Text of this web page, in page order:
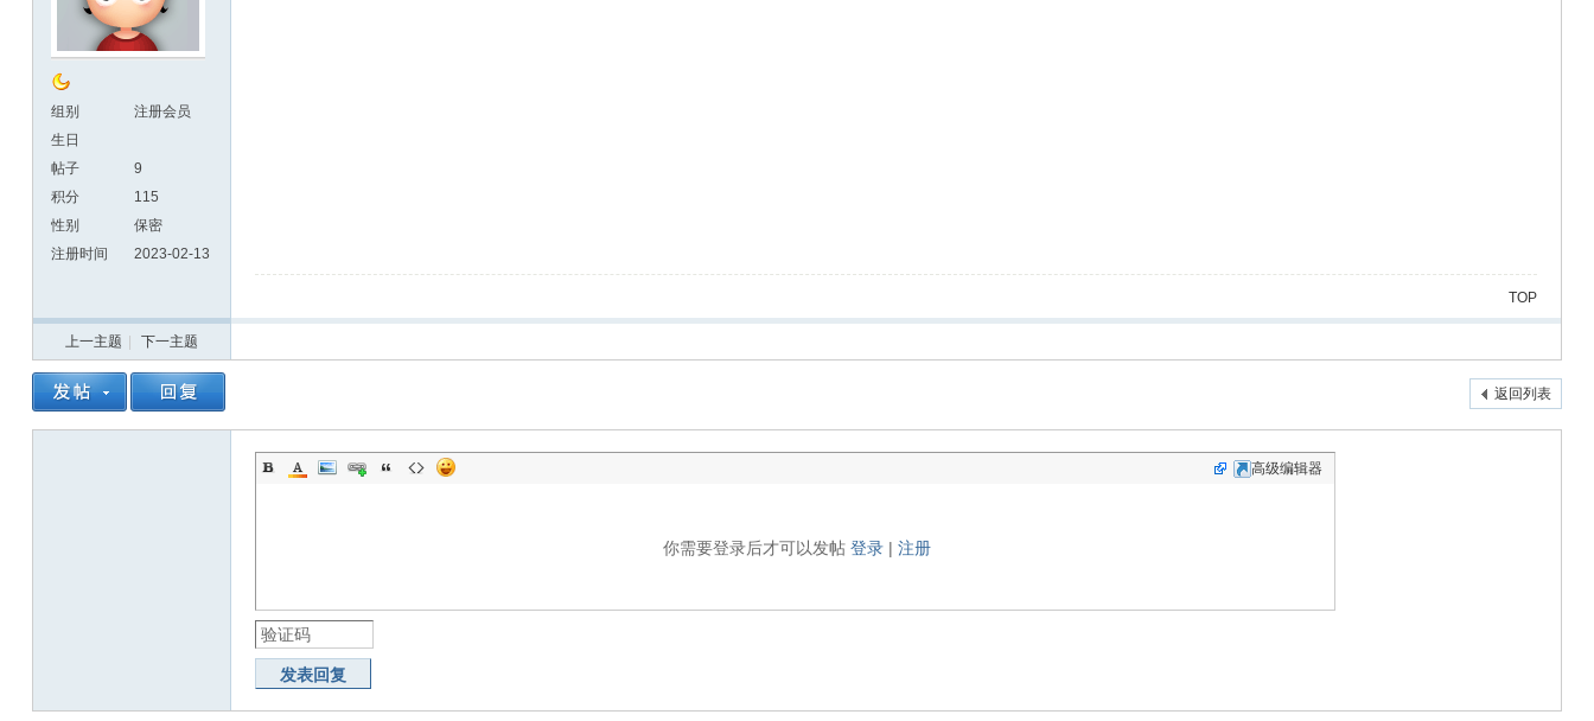
组别
注册会员
生日
帖子
9
积分
115
性别
保密
注册时间
2023-02-13
TOP
上一主题 下一主题
返回列表
高级编辑器
你需要登录后才可以发帖登录 |注册
发表回复